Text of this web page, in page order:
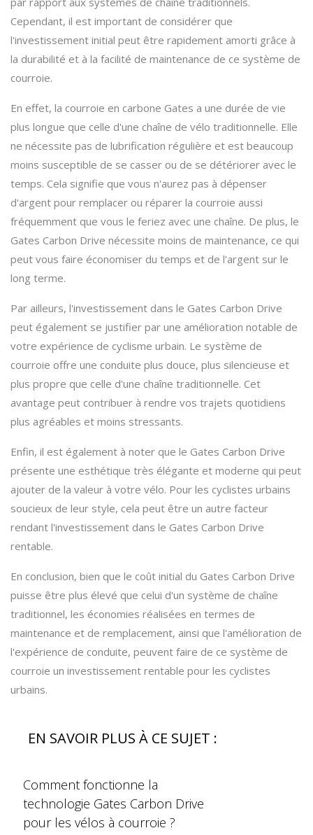
Cependant, il est important de considérer que
l'investissement initial peut être rapidement amorti grâce à
la durabilité et à la facilité de maintenance de ce système de
courroie.
En effet, la courroie en carbone Gates a une durée de vie
plus longue que celle d'une chaîne de vélo traditionnelle. Elle
ne nécessite pas de lubrification régulière et est beaucoup
moins susceptible de se casser ou de se détériorer avec le
temps. Cela signifie que vous n'aurez pas à dépenser
d'argent pour remplacer ou réparer la courroie aussi
fréquemment que vous le feriez avec une chaîne. De plus, le
Gates Carbon Drive nécessite moins de maintenance, ce qui
peut vous faire économiser du temps et de l'argent sur le
long terme.
Par ailleurs, l'investissement dans le Gates Carbon Drive
peut également se justifier par une amélioration notable de
votre expérience de cyclisme urbain. Le système de
courroie offre une conduite plus douce, plus silencieuse et
plus propre que celle d'une chaîne traditionnelle. Cet
avantage peut contribuer à rendre vos trajets quotidiens
plus agréables et moins stressants.
Enfin, il est également à noter que le Gates Carbon Drive
présente une esthétique très élégante et moderne qui peut
ajouter de la valeur à votre vélo. Pour les cyclistes urbains
soucieux de leur style, cela peut être un autre facteur
rendant l'investissement dans le Gates Carbon Drive
rentable.
En conclusion, bien que le coût initial du Gates Carbon Drive
puisse être plus élevé que celui d'un système de chaîne
traditionnel, les économies réalisées en termes de
maintenance et de remplacement, ainsi que l'amélioration de
l'expérience de conduite, peuvent faire de ce système de
courroie un investissement rentable pour les cyclistes
urbains.
EN SAVOIR PLUS À CE SUJET :
Comment fonctionne la
technologie Gates Carbon Drive
pour les vélos à courroie ?